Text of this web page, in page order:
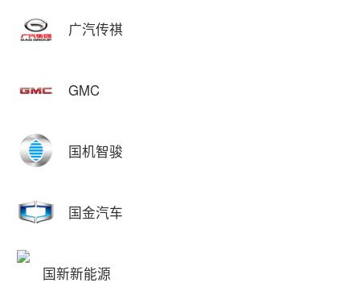
广汽传祺
GMC
国机智骏
国金汽车
国新新能源